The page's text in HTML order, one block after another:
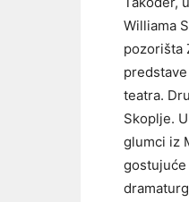
Williama
pozorišta
teatra.
Skoplje.
glumci iz
gostujuće